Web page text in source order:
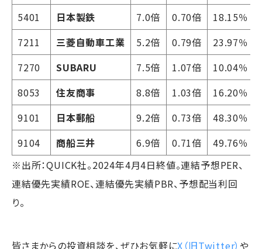
5401
日本製鉄 7.0倍 0.70倍 18.15％
7211
三菱自動車工業 5.2倍 0.79倍 23.97％
7270
SUBARU 7.5倍 1.07倍 10.04％
8053
住友商事 8.8倍 1.03倍 16.20％
9101
日本郵船 9.2倍 0.73倍 48.30％
9104
商船三井 6.9倍 0.71倍 49.76％
※出所：QUICK社。2024年4月4日終値。連結予想PER、
連結優先実績ROE、連結優先実績PBR、予想配当利回
り。
皆さまからの投資相談を、ぜひお気軽にX（旧Twitter）や